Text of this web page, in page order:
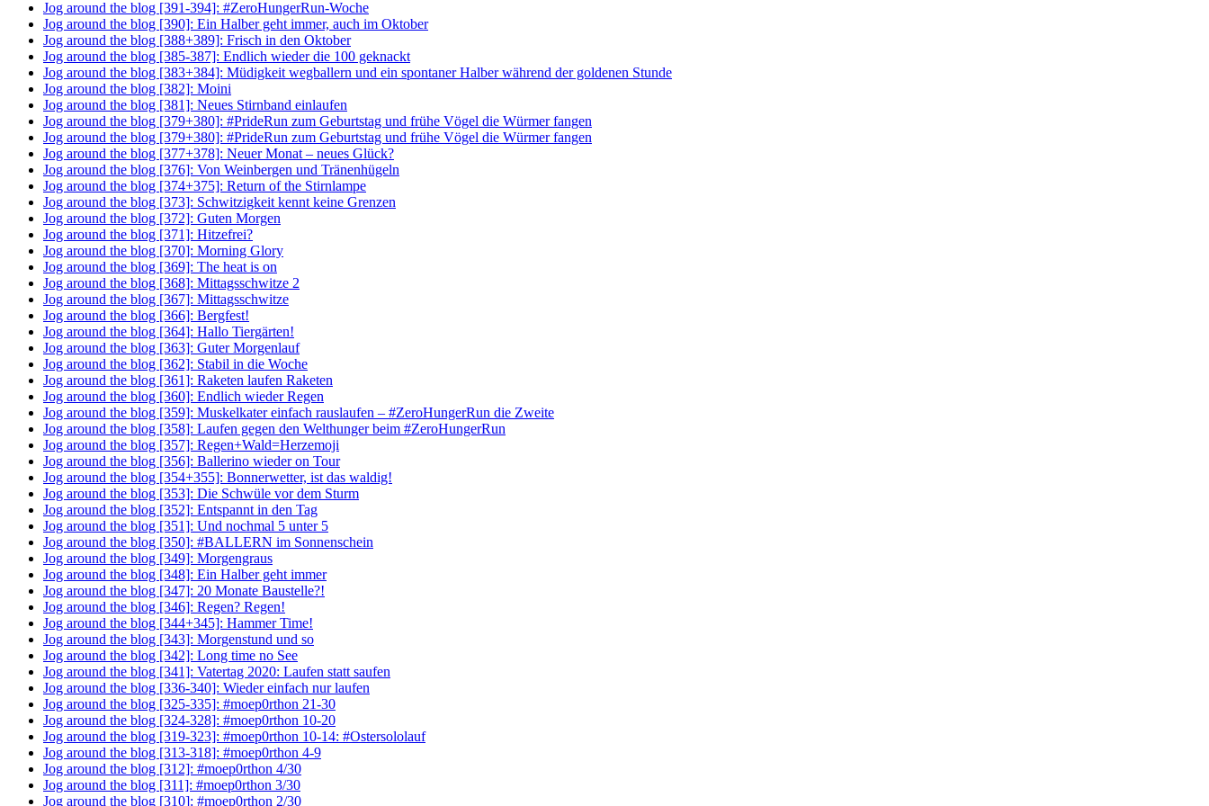
Jog around the blog [391-394]: #ZeroHungerRun-Woche
Jog around the blog [390]: Ein Halber geht immer, auch im Oktober
Jog around the blog [388+389]: Frisch in den Oktober
Jog around the blog [385-387]: Endlich wieder die 100 geknackt
Jog around the blog [383+384]: Müdigkeit wegballern und ein spontaner Halber während der goldenen Stunde
Jog around the blog [382]: Moini
Jog around the blog [381]: Neues Stirnband einlaufen
Jog around the blog [379+380]: #PrideRun zum Geburtstag und frühe Vögel die Würmer fangen
Jog around the blog [379+380]: #PrideRun zum Geburtstag und frühe Vögel die Würmer fangen
Jog around the blog [377+378]: Neuer Monat – neues Glück?
Jog around the blog [376]: Von Weinbergen und Tränenhügeln
Jog around the blog [374+375]: Return of the Stirnlampe
Jog around the blog [373]: Schwitzigkeit kennt keine Grenzen
Jog around the blog [372]: Guten Morgen
Jog around the blog [371]: Hitzefrei?
Jog around the blog [370]: Morning Glory
Jog around the blog [369]: The heat is on
Jog around the blog [368]: Mittagsschwitze 2
Jog around the blog [367]: Mittagsschwitze
Jog around the blog [366]: Bergfest!
Jog around the blog [364]: Hallo Tiergärten!
Jog around the blog [363]: Guter Morgenlauf
Jog around the blog [362]: Stabil in die Woche
Jog around the blog [361]: Raketen laufen Raketen
Jog around the blog [360]: Endlich wieder Regen
Jog around the blog [359]: Muskelkater einfach rauslaufen – #ZeroHungerRun die Zweite
Jog around the blog [358]: Laufen gegen den Welthunger beim #ZeroHungerRun
Jog around the blog [357]: Regen+Wald=Herzemoji
Jog around the blog [356]: Ballerino wieder on Tour
Jog around the blog [354+355]: Bonnerwetter, ist das waldig!
Jog around the blog [353]: Die Schwüle vor dem Sturm
Jog around the blog [352]: Entspannt in den Tag
Jog around the blog [351]: Und nochmal 5 unter 5
Jog around the blog [350]: #BALLERN im Sonnenschein
Jog around the blog [349]: Morgengraus
Jog around the blog [348]: Ein Halber geht immer
Jog around the blog [347]: 20 Monate Baustelle?!
Jog around the blog [346]: Regen? Regen!
Jog around the blog [344+345]: Hammer Time!
Jog around the blog [343]: Morgenstund und so
Jog around the blog [342]: Long time no See
Jog around the blog [341]: Vatertag 2020: Laufen statt saufen
Jog around the blog [336-340]: Wieder einfach nur laufen
Jog around the blog [325-335]: #moep0rthon 21-30
Jog around the blog [324-328]: #moep0rthon 10-20
Jog around the blog [319-323]: #moep0rthon 10-14: #Ostersololauf
Jog around the blog [313-318]: #moep0rthon 4-9
Jog around the blog [312]: #moep0rthon 4/30
Jog around the blog [311]: #moep0rthon 3/30
Jog around the blog [310]: #moep0rthon 2/30